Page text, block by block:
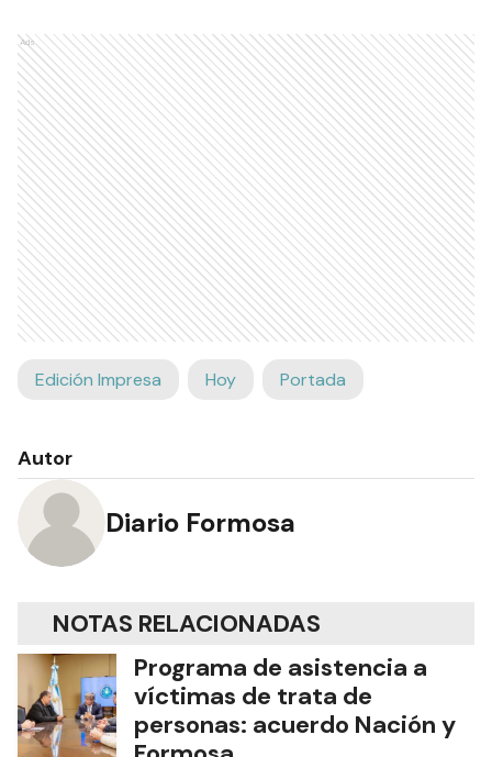
Ads
Edición Impresa Hoy Portada
Autor
Diario Formosa
NOTAS RELACIONADAS
Programa de asistencia a
víctimas de trata de
personas: acuerdo Nación y